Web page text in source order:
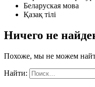
Беларуская мова
Қазақ тiлi
Ничего не
Похоже, мы не можем
Найти: